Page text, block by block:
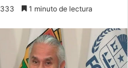
333 1 minuto de lectura